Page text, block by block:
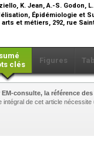
K. Jean, A.-S. Godon,
Épidémiologie et
et métiers, 292, rue
clés
Figures
EM-consulte, la référence
intégral de cet article nécessite